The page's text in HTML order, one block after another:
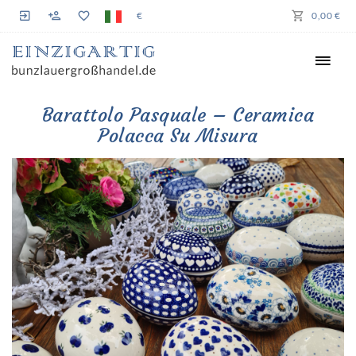
€ 0,00 €
Barattolo Pasquale – Ceramica
Polacca Su Misura